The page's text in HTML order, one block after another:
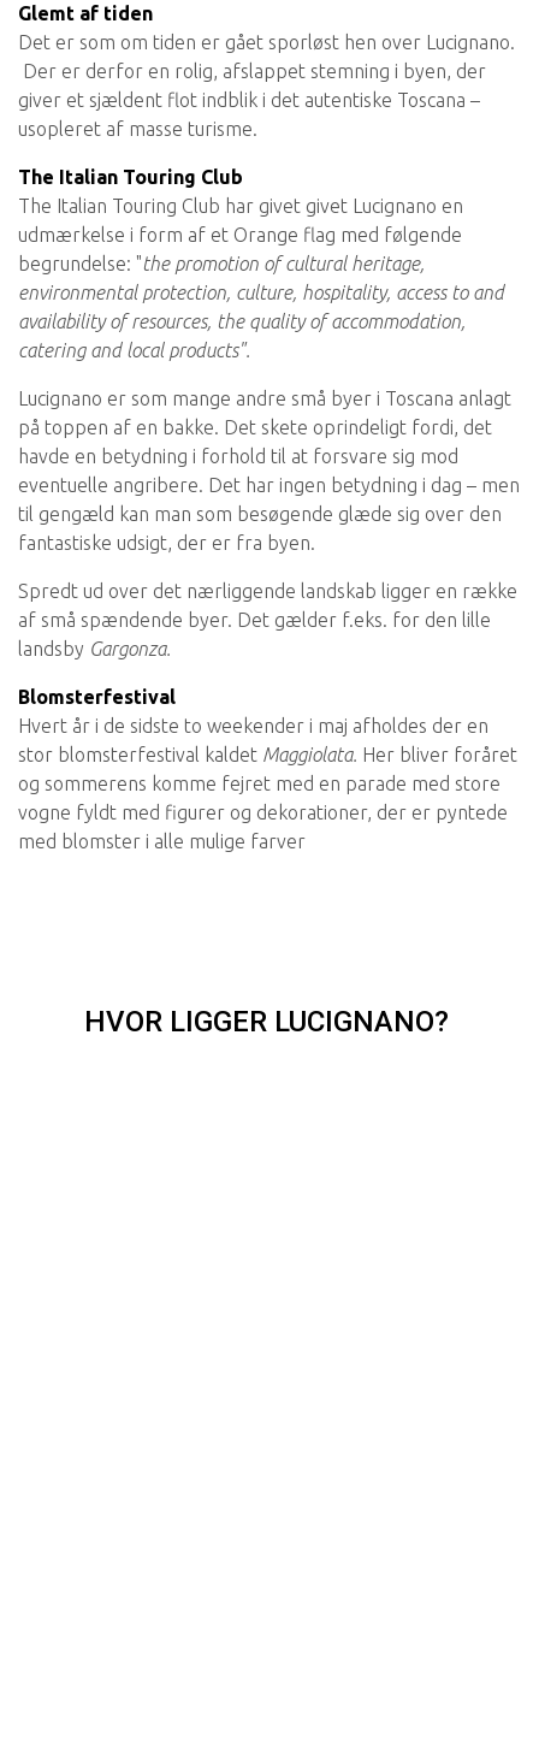
Glemt af tiden
Det er som om tiden er gået sporløst hen over Lucignano.
Der er derfor en rolig, afslappet stemning i byen, der
giver et sjældent flot indblik i det autentiske Toscana –
usopleret af masse turisme.
The Italian Touring Club
The Italian Touring Club har givet givet Lucignano en
udmærkelse i form af et Orange flag med følgende
begrundelse: "the promotion of cultural heritage,
environmental protection, culture, hospitality, access to and
availability of resources, the quality of accommodation,
catering and local products".
Lucignano er som mange andre små byer i Toscana anlagt
på toppen af en bakke. Det skete oprindeligt fordi, det
havde en betydning i forhold til at forsvare sig mod
eventuelle angribere. Det har ingen betydning i dag – men
til gengæld kan man som besøgende glæde sig over den
fantastiske udsigt, der er fra byen.
Spredt ud over det nærliggende landskab ligger en række
af små spændende byer. Det gælder f.eks. for den lille
landsby Gargonza.
Blomsterfestival
Hvert år i de sidste to weekender i maj afholdes der en
stor blomsterfestival kaldet Maggiolata. Her bliver foråret
og sommerens komme fejret med en parade med store
vogne fyldt med figurer og dekorationer, der er pyntede
med blomster i alle mulige farver
HVOR LIGGER LUCIGNANO?